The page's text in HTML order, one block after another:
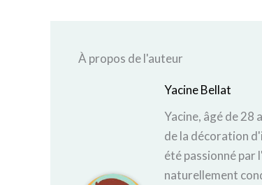
À propos de l'auteur
Yacine Bellat
Yacine, âgé de 28
de la décoration
été passionné par
naturellement